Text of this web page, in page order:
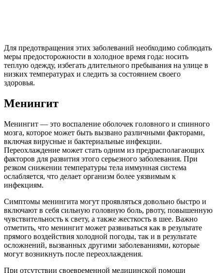
Для предотвращения этих заболеваний необходимо соблюдать
меры предосторожности в холодное время года: носить
теплую одежду, избегать длительного пребывания на улице в
низких температурах и следить за состоянием своего
здоровья.
Менингит
Менингит — это воспаление оболочек головного и спинного
мозга, которое может быть вызвано различными факторами,
включая вирусные и бактериальные инфекции.
Переохлаждение может стать одним из предрасполагающих
факторов для развития этого серьезного заболевания. При
резком снижении температуры тела иммунная система
ослабляется, что делает организм более уязвимым к
инфекциям.
Симптомы менингита могут проявляться довольно быстро и
включают в себя сильную головную боль, рвоту, повышенную
чувствительность к свету, а также жесткость в шее. Важно
отметить, что менингит может развиваться как в результате
прямого воздействия холодной погоды, так и в результате
осложнений, вызванных другими заболеваниями, которые
могут возникнуть после переохлаждения.
При отсутствии своевременной медицинской помощи